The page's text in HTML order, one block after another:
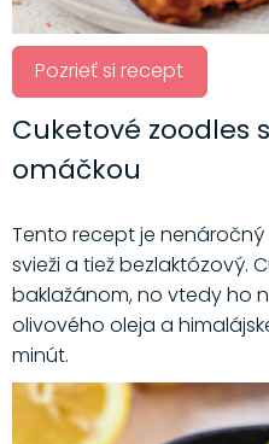
Pozrieť si recept
Cuketové zoodles
omáčkou
Tento recept je
svieži a tiež bezlaktózový.
baklažánom, no vtedy ho
olivového oleja a
minút.